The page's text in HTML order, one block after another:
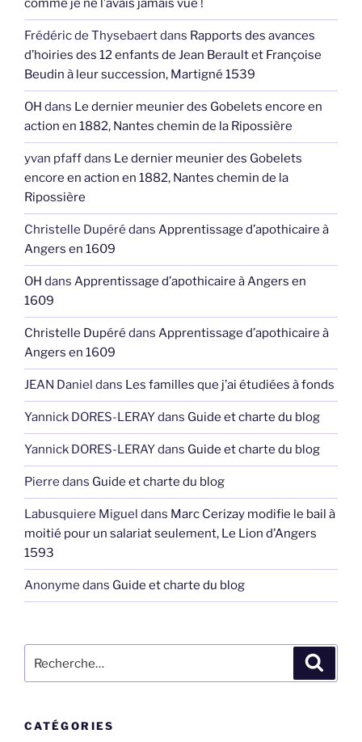
comme je ne l’avais jamais vue !
Frédéric de Thysebaertdans Rapports des avances
d’hoiries des 12 enfants de Jean Berault et Françoise
Beudin à leur succession, Martigné 1539
OH dans Le dernier meunier des Gobelets encore en
action en 1882, Nantes chemin de la Ripossière
yvan pfaffdans Le dernier meunier des Gobelets
encore en action en 1882, Nantes chemin de la
Ripossière
Christelle Dupéré dans Apprentissage d’apothicaire à
Angers en 1609
OH dans Apprentissage d’apothicaire à Angers en
1609
Christelle Dupéré dans Apprentissage d’apothicaire à
Angers en 1609
JEAN Daniel dans Les familles que j’ai étudiées à fonds
Yannick DORES-LERAYdans Guide et charte du blog
Yannick DORES-LERAYdans Guide et charte du blog
Pierre dans Guide et charte du blog
Labusquiere Miguel dans Marc Cerizay modifie le bail à
moitié pour un salariat seulement, Le Lion d’Angers
1593
Anonyme dans Guide et charte du blog
pour
CATÉGORIES